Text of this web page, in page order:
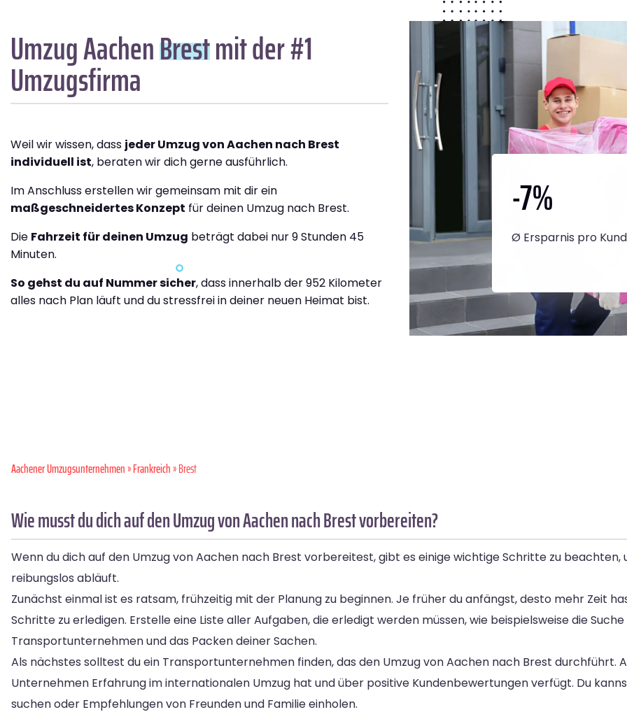
Umzug AachenBrestmit der #1
Umzugsfirma
Weil wir wissen, dass jeder Umzug von Aachen nach Brest
individuell ist, beraten wir dich gerne ausführlich.
Im Anschluss erstellen wir gemeinsam mit dir ein
maßgeschneidertes Konzept für deinen Umzug nach Brest.
Die Fahrzeit für deinen Umzug beträgt dabei nur 9 Stunden 45
Minuten.
So gehst du auf Nummer sicher, dass innerhalb der 952 Kilometer
alles nach Plan läuft und du stressfrei in deiner neuen Heimat bist.
-7%
Ø Ersparnis pro
Aachener Umzugsunternehmen»Frankreich» Brest
Wie musst du dich auf den Umzug von Aachen nach Brest vorbereiten?
Wenn du dich auf den Umzug von Aachen nach Brest vorbereitest, gibt es einige wichtige Schritte zu beachten,
reibungslos abläuft.
Zunächst einmal ist es ratsam, frühzeitig mit der Planung zu beginnen. Je früher du anfängst, desto mehr Zeit
Schritte zu erledigen. Erstelle eine Liste aller Aufgaben, die erledigt werden müssen, wie beispielsweise die
Transportunternehmen und das Packen deiner Sachen.
Als nächstes solltest du ein Transportunternehmen finden, das den Umzug von Aachen nach Brest durchführt.
Unternehmen Erfahrung im internationalen Umzug hat und über positive Kundenbewertungen verfügt. Du
suchen oder Empfehlungen von Freunden und Familie einholen.